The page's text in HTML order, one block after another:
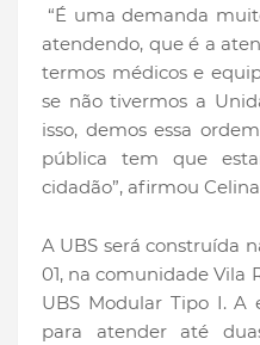
“É uma demanda
atendendo, que é a
termos médicos e
se não tivermos a
isso, demos essa
pública tem que
cidadão”, afirmou
A UBS será construída
01, na comunidade Vila
UBS Modular Tipo I. A
para atender até